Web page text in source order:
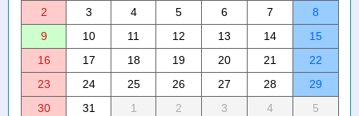
2
3 4 5 6 7
8
9
10 11 12 13 14
15
16
17 18 19 20 21
22
23
24 25 26 27 28
29
30
31 1 2 3 4 5